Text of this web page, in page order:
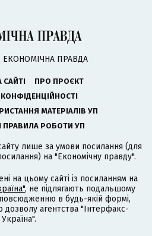
ЕКОНОМІЧНА ПРАВДА
САЙТІ
ПРО ПРОЄКТ
МАТЕРІАЛІВ УП
ПРАВИЛА РОБОТИ УП
лише за умови посилання (для
на "Економічну правду".
на цьому сайті із посиланням на
, не підлягають подальшому
в будь-якій формі,
дозволу агентства "Інтерфакс-
Україна".